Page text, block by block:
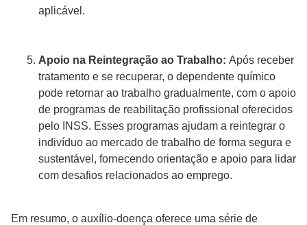
aplicável.
Apoio na Reintegração ao Trabalho: Após receber
tratamento e se recuperar, o dependente químico
pode retornar ao trabalho gradualmente, com o apoio
de programas de reabilitação profissional oferecidos
pelo INSS. Esses programas ajudam a reintegrar o
indivíduo ao mercado de trabalho de forma segura e
sustentável, fornecendo orientação e apoio para lidar
com desafios relacionados ao emprego.
Em resumo, o auxílio-doença oferece uma série de